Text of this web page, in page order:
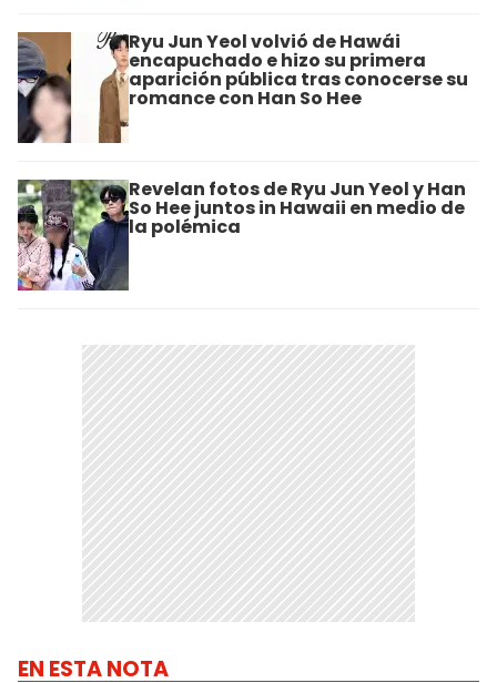
Ryu Jun Yeol volvió de Hawái
encapuchado e hizo su primera
aparición pública tras conocerse su
romance con Han So Hee
Revelan fotos de Ryu Jun Yeol y Han
So Hee juntos in Hawaii en medio de
la polémica
EN ESTA NOTA